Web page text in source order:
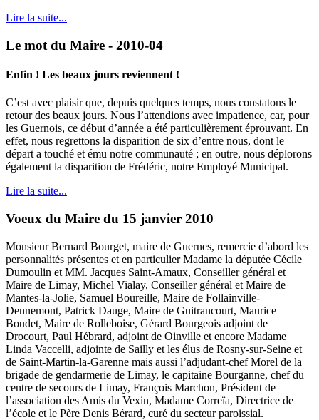
Lire la suite...
Le mot du Maire - 2010-04
Enfin ! Les beaux jours reviennent !
C’est avec plaisir que, depuis quelques temps, nous constatons le
retour des beaux jours. Nous l’attendions avec impatience, car, pour
les Guernois, ce début d’année a été particulièrement éprouvant. En
effet, nous regrettons la disparition de six d’entre nous, dont le
départ a touché et ému notre communauté ; en outre, nous déplorons
également la disparition de Frédéric, notre Employé Municipal.
Lire la suite...
Voeux du Maire du 15 janvier 2010
Monsieur Bernard Bourget, maire de Guernes, remercie d’abord les
personnalités présentes et en particulier Madame la députée Cécile
Dumoulin et MM. Jacques Saint-Amaux, Conseiller général et
Maire de Limay, Michel Vialay, Conseiller général et Maire de
Mantes-la-Jolie, Samuel Boureille, Maire de Follainville-
Dennemont, Patrick Dauge, Maire de Guitrancourt, Maurice
Boudet, Maire de Rolleboise, Gérard Bourgeois adjoint de
Drocourt, Paul Hébrard, adjoint de Oinville et encore Madame
Linda Vaccelli, adjointe de Sailly et les élus de Rosny-sur-Seine et
de Saint-Martin-la-Garenne mais aussi l’adjudant-chef Morel de la
brigade de gendarmerie de Limay, le capitaine Bourganne, chef du
centre de secours de Limay, François Marchon, Président de
l’association des Amis du Vexin, Madame Correïa, Directrice de
l’école et le Père Denis Bérard, curé du secteur paroissial.